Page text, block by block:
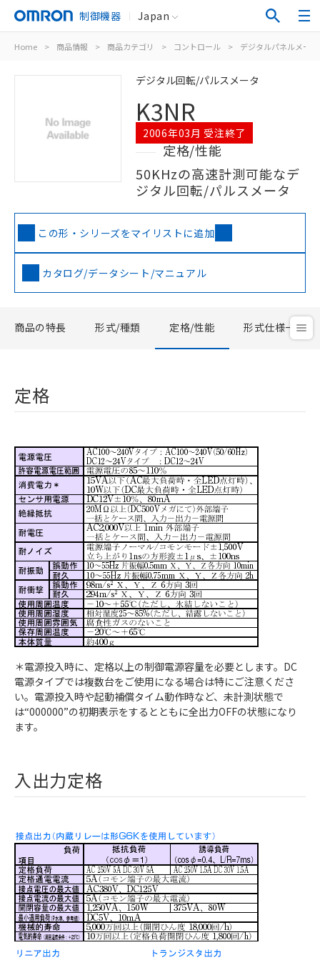
制御機器 Japan
Home > 商品情報 > 商品カテゴリ > コントロール > デジタルパネルメータ
デジタル回転/パルスメータ
K3NR
2006年03月 受注終了
定格/性能
50KHzの高速計測可能なデ
ジタル回転/パルスメータ
この形・シリーズをマイリストに追加
カタログ/データシート/マニュアル
商品の特長 形式/種類 定格/性能 形式仕様一覧
定格
＊電源投入時に、定格以上の制御電源容量を必要とします。DC
電源タイプでは複数台をご使用になる場合は特にご注意くださ
い。電源投入時や起動補償タイム動作時など、未計測状態で
は“000000”の初期表示をするとともに全出力OFFの状態になり
ます。
入出力定格